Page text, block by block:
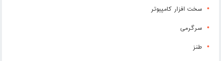
سخت افزار کامپیوتر
سرگرمی
طنز